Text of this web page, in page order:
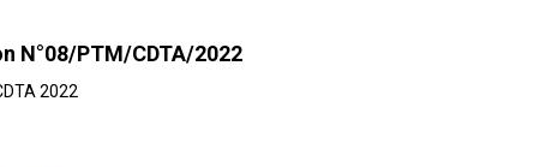
N°08/PTM/CDTA/2022
2022